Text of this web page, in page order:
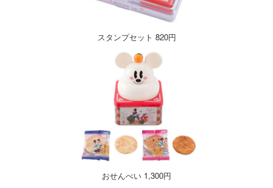
スタンプセット 820円
おせんべい 1,300円